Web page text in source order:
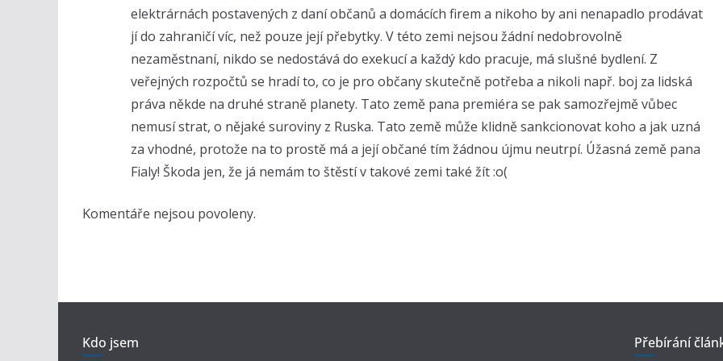
elektrárnách postavených z daní občanů a domácích firem a nikoho by ani nenapadlo prodávat
jí do zahraničí víc, než pouze její přebytky. V této zemi nejsou žádní nedobrovolně
nezaměstnaní, nikdo se nedostává do exekucí a každý kdo pracuje, má slušné bydlení. Z
veřejných rozpočtů se hradí to, co je pro občany skutečně potřeba a nikoli např. boj za lidská
práva někde na druhé straně planety. Tato země pana premiéra se pak samozřejmě vůbec
nemusí strat, o nějaké suroviny z Ruska. Tato země může klidně sankcionovat koho a jak uzná
za vhodné, protože na to prostě má a její občané tím žádnou újmu neutrpí. Úžasná země pana
Fialy! Škoda jen, že já nemám to štěstí v takové zemi také žít :o(
Komentáře nejsou povoleny.
Kdo jsem Přebírání